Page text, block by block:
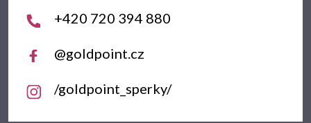
+420 720 394 880
@goldpoint.cz
/goldpoint_sperky/